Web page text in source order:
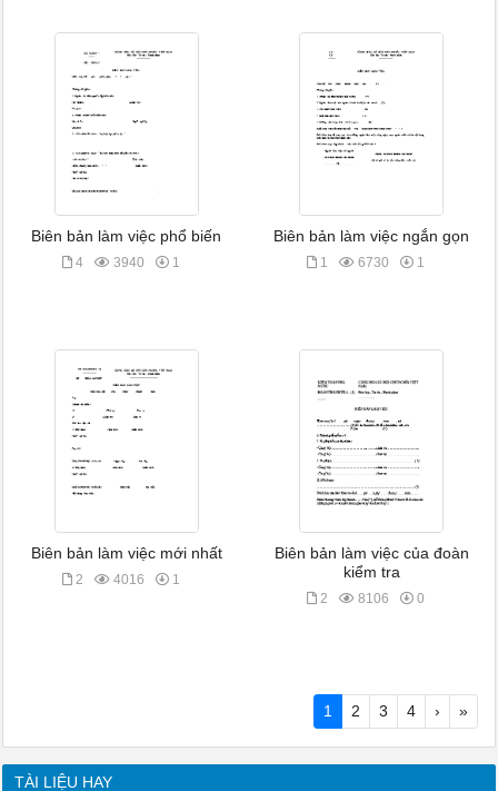
Biên bản làm việc phổ biến
4 3940 1
Biên bản làm việc ngắn gọn
1 6730 1
Biên bản làm việc mới nhất
2 4016 1
Biên bản làm việc của đoàn
kiểm tra
2 8106 0
1 2 3 4 › »
TÀI LIỆU HAY